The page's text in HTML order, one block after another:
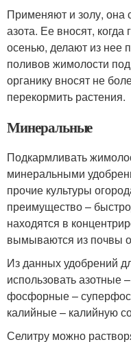
Применяют и золу, она
азота. Ее вносят, когда
осенью, делают из нее
поливов жимолости
органику вносят не
перекормить растения.
Минеральные
Подкармливать
минеральными
прочие культуры
преимущество –
находятся в
вымываются из почвы
Из данных удобрений
использовать азотные
фосфорные –
калийные – калийную
Селитру можно